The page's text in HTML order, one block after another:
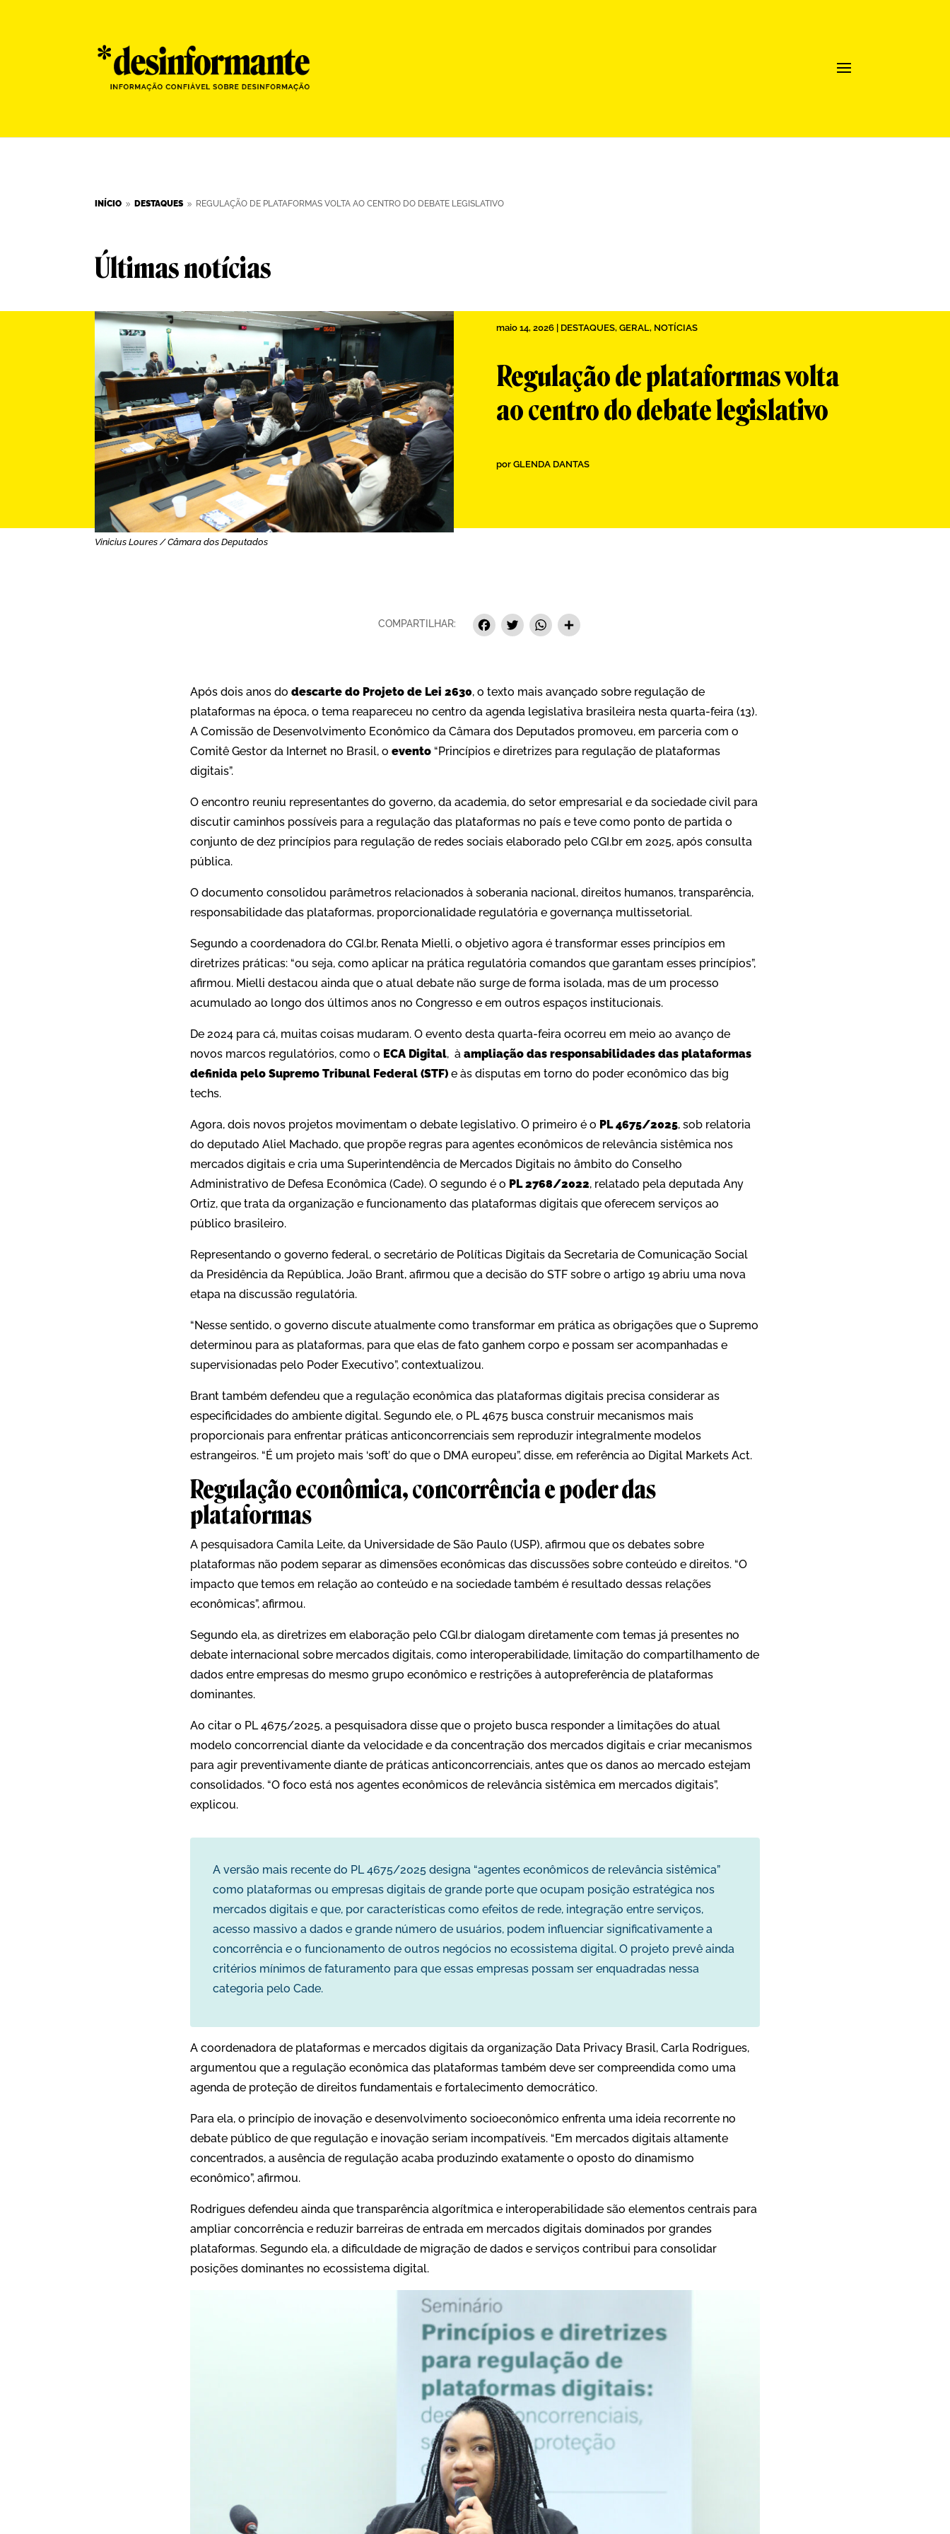
INÍCIO 9 DESTAQUES 9 REGULAÇÃO DE PLATAFORMAS VOLTA AO CENTRO DO DEBATE LEGISLATIVO
Últimas notícias
Vinicius Loures / Câmara dos Deputados
maio 14, 2026| DESTAQUES, GERAL, NOTÍCIAS
Regulação de plataformas volta
ao centro do debate legislativo
por GLENDA DANTAS
COMPARTILHAR: Facebook
Twitter
WhatsApp
Após dois anos do descarte do Projeto de Lei 2630, o texto mais avançado sobre regulação de
plataformas na época, o tema reapareceu no centro da agenda legislativa brasileira nesta quarta-feira (13).
A Comissão de Desenvolvimento Econômico da Câmara dos Deputados promoveu, em parceria com o
Comitê Gestor da Internet no Brasil, o evento“Princípios e diretrizes para regulação de plataformas
digitais”.
O encontro reuniu representantes do governo, da academia, do setor empresarial e da sociedade civil para
discutir caminhos possíveis para a regulação das plataformas no país e teve como ponto de partida o
conjunto de dez princípios para regulação de redes sociais elaborado pelo CGI.br em 2025, após consulta
pública.
O documento consolidou parâmetros relacionados à soberania nacional, direitos humanos, transparência,
responsabilidade das plataformas, proporcionalidade regulatória e governança multissetorial.
Segundo a coordenadora do CGI.br, Renata Mielli, o objetivo agora é transformar esses princípios em
diretrizes práticas: “ou seja, como aplicar na prática regulatória comandos que garantam esses princípios”,
afirmou. Mielli destacou ainda que o atual debate não surge de forma isolada, mas de um processo
acumulado ao longo dos últimos anos no Congresso e em outros espaços institucionais.
De 2024 para cá, muitas coisas mudaram. O evento desta quarta-feira ocorreu em meio ao avanço de
novos marcos regulatórios, como o ECA Digital, à ampliação das responsabilidades das plataformas
definida pelo Supremo Tribunal Federal (STF)e às disputas em torno do poder econômico das big
techs.
Agora, dois novos projetos movimentam o debate legislativo. O primeiro é o PL 4675/2025, sob relatoria
do deputado Aliel Machado, que propõe regras para agentes econômicos de relevância sistêmica nos
mercados digitais e cria uma Superintendência de Mercados Digitais no âmbito do Conselho
Administrativo de Defesa Econômica (Cade). O segundo é o PL 2768/2022, relatado pela deputada Any
Ortiz, que trata da organização e funcionamento das plataformas digitais que oferecem serviços ao
público brasileiro.
Representando o governo federal, o secretário de Políticas Digitais da Secretaria de Comunicação Social
da Presidência da República, João Brant, afirmou que a decisão do STF sobre o artigo 19 abriu uma nova
etapa na discussão regulatória.
“Nesse sentido, o governo discute atualmente como transformar em prática as obrigações que o Supremo
determinou para as plataformas, para que elas de fato ganhem corpo e possam ser acompanhadas e
supervisionadas pelo Poder Executivo”, contextualizou.
Brant também defendeu que a regulação econômica das plataformas digitais precisa considerar as
especificidades do ambiente digital. Segundo ele, o PL 4675 busca construir mecanismos mais
proporcionais para enfrentar práticas anticoncorrenciais sem reproduzir integralmente modelos
estrangeiros. “É um projeto mais ‘soft’ do que o DMA europeu”, disse, em referência ao Digital Markets Act.
Regulação econômica, concorrência e poder das
plataformas
A pesquisadora Camila Leite, da Universidade de São Paulo (USP), afirmou que os debates sobre
plataformas não podem separar as dimensões econômicas das discussões sobre conteúdo e direitos. “O
impacto que temos em relação ao conteúdo e na sociedade também é resultado dessas relações
econômicas”, afirmou.
Segundo ela, as diretrizes em elaboração pelo CGI.br dialogam diretamente com temas já presentes no
debate internacional sobre mercados digitais, como interoperabilidade, limitação do compartilhamento de
dados entre empresas do mesmo grupo econômico e restrições à autopreferência de plataformas
dominantes.
Ao citar o PL 4675/2025, a pesquisadora disse que o projeto busca responder a limitações do atual
modelo concorrencial diante da velocidade e da concentração dos mercados digitais e criar mecanismos
para agir preventivamente diante de práticas anticoncorrenciais, antes que os danos ao mercado estejam
consolidados. “O foco está nos agentes econômicos de relevância sistêmica em mercados digitais”,
explicou.
A versão mais recente do PL 4675/2025 designa “agentes econômicos de relevância sistêmica”
como plataformas ou empresas digitais de grande porte que ocupam posição estratégica nos
mercados digitais e que, por características como efeitos de rede, integração entre serviços,
acesso massivo a dados e grande número de usuários, podem influenciar significativamente a
concorrência e o funcionamento de outros negócios no ecossistema digital. O projeto prevê ainda
critérios mínimos de faturamento para que essas empresas possam ser enquadradas nessa
categoria pelo Cade.
A coordenadora de plataformas e mercados digitais da organização Data Privacy Brasil, Carla Rodrigues,
argumentou que a regulação econômica das plataformas também deve ser compreendida como uma
agenda de proteção de direitos fundamentais e fortalecimento democrático.
Para ela, o princípio de inovação e desenvolvimento socioeconômico enfrenta uma ideia recorrente no
debate público de que regulação e inovação seriam incompatíveis. “Em mercados digitais altamente
concentrados, a ausência de regulação acaba produzindo exatamente o oposto do dinamismo
econômico”, afirmou.
Rodrigues defendeu ainda que transparência algorítmica e interoperabilidade são elementos centrais para
ampliar concorrência e reduzir barreiras de entrada em mercados digitais dominados por grandes
plataformas. Segundo ela, a dificuldade de migração de dados e serviços contribui para consolidar
posições dominantes no ecossistema digital.